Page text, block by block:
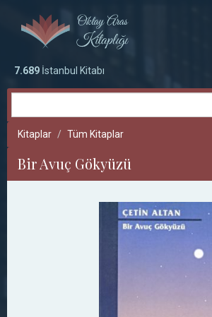
7.689 İstanbul Kitabı
Kitaplar Tüm Kitaplar
Bir Avuç Gökyüzü